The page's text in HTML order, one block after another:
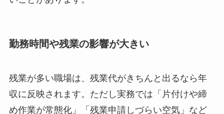
勤務時間や残業の影響が大きい
残業が多い職場は、残業代がきちんと出るなら年
収に反映されます。ただし実務では「片付けや締
め作業が常態化」「残業申請しづらい空気」など